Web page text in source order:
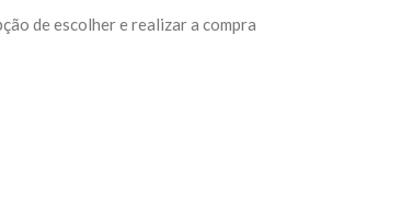
de escolher e realizar a compra